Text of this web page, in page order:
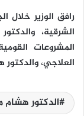
رافق الوزير خلال
الشرقية،
المشروعات
العلاجي،
الدكتور